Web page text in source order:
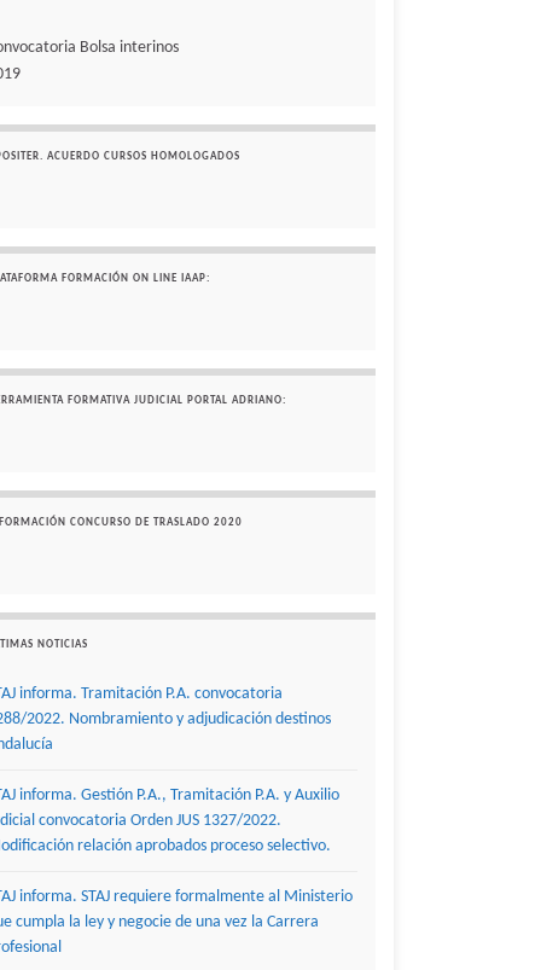
Bolsa interinos
ACUERDO CURSOS HOMOLOGADOS
FORMACIÓN ON LINE IAAP:
FORMATIVA JUDICIAL PORTAL ADRIANO:
CONCURSO DE TRASLADO 2020
NOTICIAS
informa. Tramitación P.A. convocatoria
2022. Nombramiento y adjudicación destinos
informa. Gestión P.A., Tramitación P.A. y Auxilio
convocatoria Orden JUS 1327/2022.
relación aprobados proceso selectivo.
informa. STAJ requiere formalmente al Ministerio
cumpla la ley y negocie de una vez la Carrera